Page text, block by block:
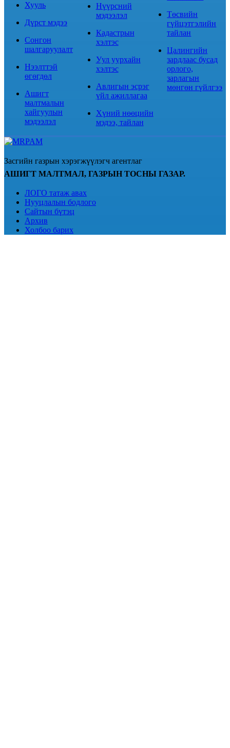
Хууль
Дүрст мэдээ
Сонгон
шалгаруулалт
Нээлттэй
өгөгдөл
Ашигт
малтмалын
хайгуулын
мэдээлэл
Нүүрсний
мэдээлэл
Кадастрын
хэлтэс
Уул уурхайн
хэлтэс
Авлигын эсрэг
үйл ажиллагаа
Хүний нөөцийн
мэдээ, тайлан
Төсвийн
гүйцэтгэлийн
тайлан
Цалингийн
зардлаас бусад
орлого,
зарлагын
мөнгөн гүйлгээ
Засгийн газрын хэрэгжүүлэгч агентлаг
АШИГТ МАЛТМАЛ, ГАЗРЫН ТОСНЫ ГАЗАР.
ЛОГО татаж авах
Нууцлалын бодлого
Сайтын бүтэц
Архив
Холбоо барих